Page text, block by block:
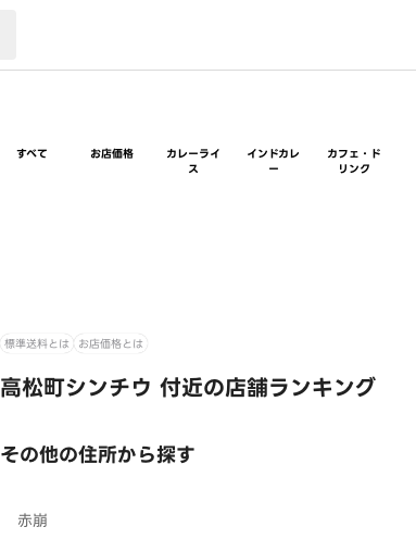
すべて お店価格
カレーライ
ス
インドカレ
ー
カフェ・ド
リンク
標準送料とは お店価格とは
高松町シンチウ 付近の店舗ランキング
その他の住所から探す
赤崩